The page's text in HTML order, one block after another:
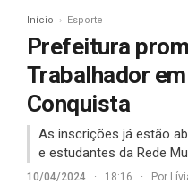
Início Esporte
Prefeitura
Trabalhador
Conquista
As inscrições já estão
e estudantes da Rede
10/04/2024 · 18:16 · Por